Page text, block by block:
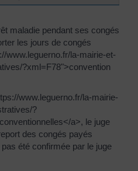
maladie pendant ses congés
les jours de congés
www.leguerno.fr/la-mairie-et-
?xml=F78">convention
www.leguerno.fr/la-mairie-
?
a>, le juge
des congés payés
été confirmée par le juge